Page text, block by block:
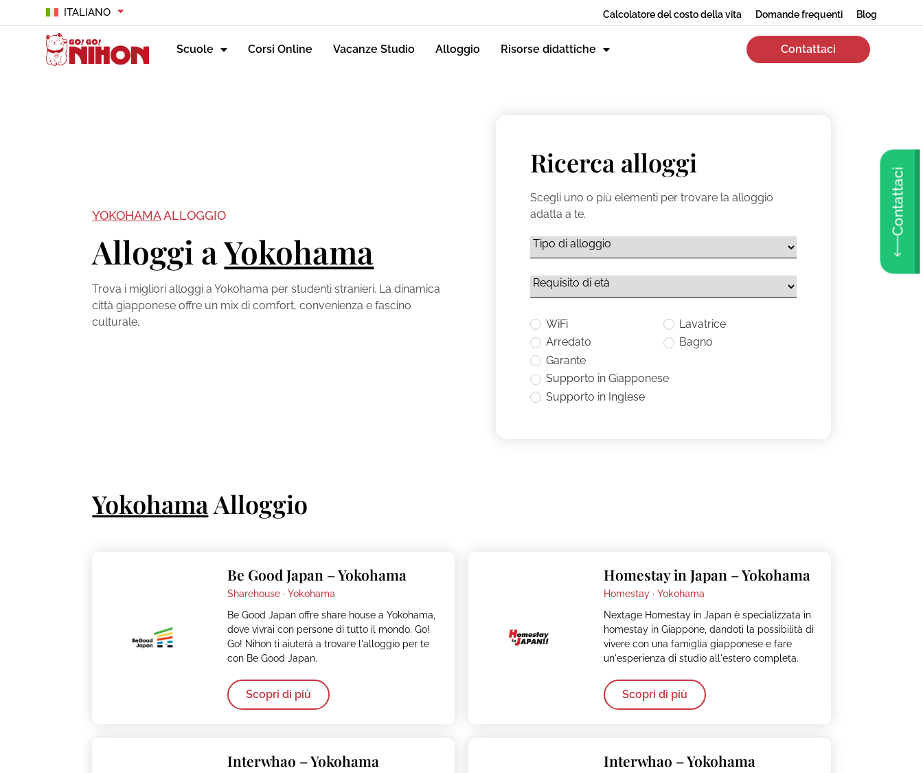
ITALIANO Calcolatore del costo della vita Domande frequenti Blog
Scuole Corsi Online Vacanze Studio Alloggio Risorse didattiche Contattaci
Contattaci
YOKOHAMAALLOGGIO
Alloggi aYokohama
Trova i migliori alloggi a Yokohama per studenti stranieri. La dinamica
città giapponese offre un mix di comfort, convenienza e fascino
culturale.
Ricerca alloggi
Scegli uno o più elementi per trovare la alloggio
adatta a te.
WiFi
Lavatrice
Arredato
Bagno
Garante
Supporto in Giapponese
Supporto in Inglese
Yokohama Alloggio
Be Good Japan – Yokohama
Sharehouse · Yokohama
Be Good Japan offre share house a Yokohama,
dove vivrai con persone di tutto il mondo. Go!
Go! Nihon ti aiuterà a trovare l'alloggio per te
con Be Good Japan.
Scopri di più
Homestay in Japan – Yokohama
Homestay · Yokohama
Nextage Homestay in Japan è specializzata in
homestay in Giappone, dandoti la possibilità di
vivere con una famiglia giapponese e fare
un'esperienza di studio all'estero completa.
Scopri di più
Interwhao – Yokohama Interwhao – Yokohama